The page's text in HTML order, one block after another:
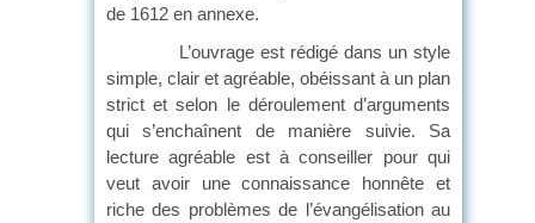
de 1612 en annexe.
L’ouvrage est rédigé dans un style
simple, clair et agréable, obéissant à un plan
strict et selon le déroulement d’arguments
qui s’enchaînent de manière suivie. Sa
lecture agréable est à conseiller pour qui
veut avoir une connaissance honnête et
riche des problèmes de l’évangélisation au